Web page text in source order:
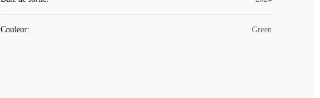
Couleur: Green